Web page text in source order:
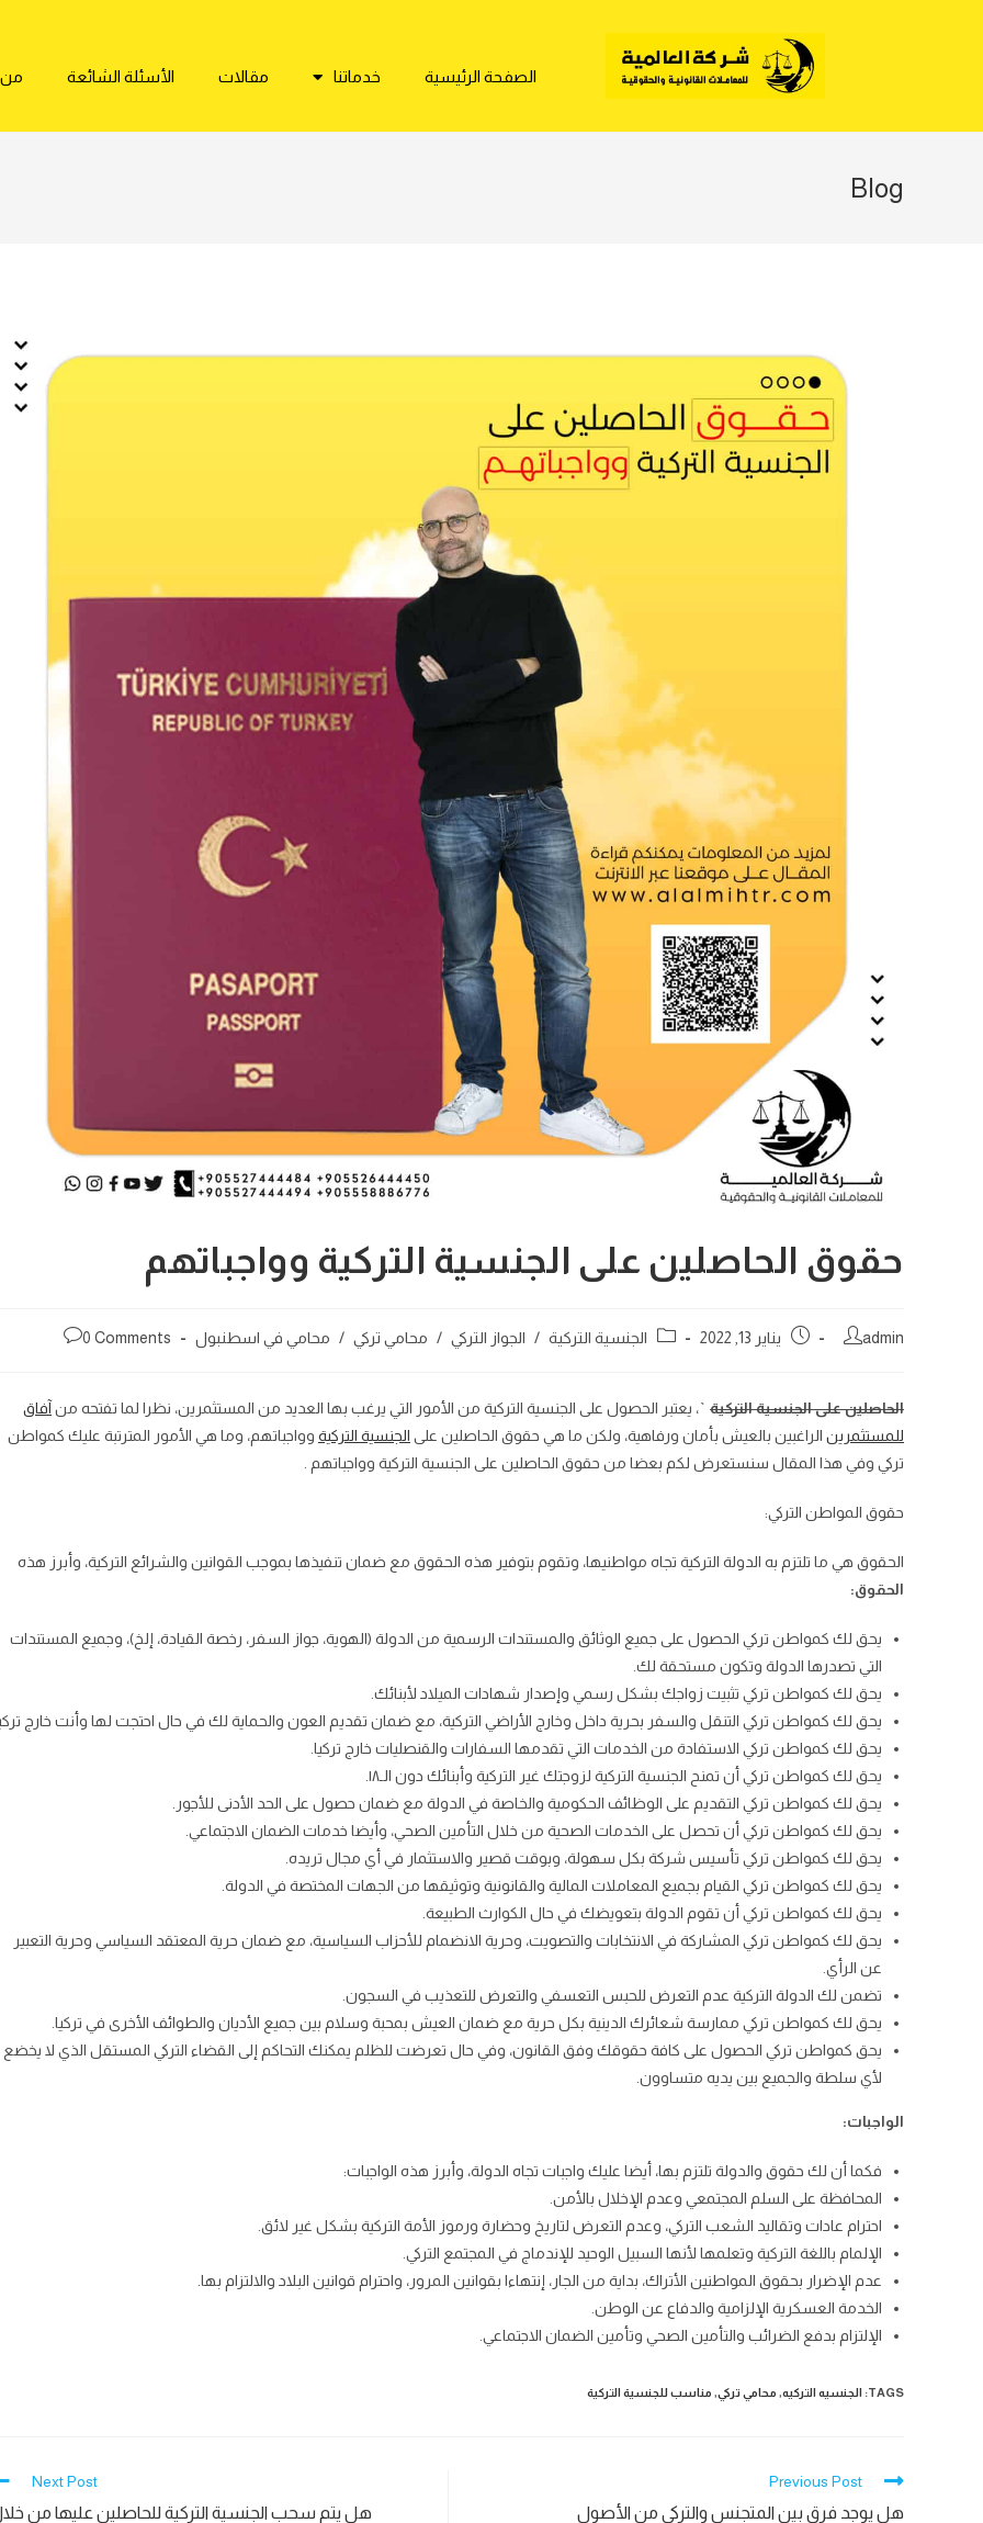
الصفحة الرئيسية خدماتنا مقالات الأسئلة الشائعة
Blog
حقوق الحاصلين على الجنسية التركية وواجباتهم
admin يناير 13, 2022 الجنسية التركية / الجواز التركي / محامي تركي / محامي في اسطنبول 0 Comments
الحاصلين على الجنسية التركية `، يعتبر الحصول على الجنسية التركية من الأمور التي يرغب بها العديد من المستثمرين، نظرا لما تفتحه من آفاق
للمستثمرين الراغبين بالعيش بأمان ورفاهية، ولكن ما هي حقوق الحاصلين على الجنسية التركية وواجباتهم، وما هي الأمور المترتبة عليك كمواطن
تركي وفي هذا المقال سنستعرض لكم بعضا من حقوق الحاصلين على الجنسية التركية وواجباتهم .
حقوق المواطن التركي:
الحقوق هي ما تلتزم به الدولة التركية تجاه مواطنيها، وتقوم بتوفير هذه الحقوق مع ضمان تنفيذها بموجب القوانين والشرائع التركية، وأبرز هذه
الحقوق:
يحق لك كمواطن تركي الحصول على جميع الوثائق والمستندات الرسمية من الدولة (الهوية، جواز السفر، رخصة القيادة، إلخ)، وجميع المستندات
التي تصدرها الدولة وتكون مستحقة لك.
يحق لك كمواطن تركي تثبيت زواجك بشكل رسمي وإصدار شهادات الميلاد لأبنائك.
يحق لك كمواطن تركي التنقل والسفر بحرية داخل وخارج الأراضي التركية، مع ضمان تقديم العون والحماية لك في حال احتجت لها وأنت خارج
يحق لك كمواطن تركي الاستفادة من الخدمات التي تقدمها السفارات والقنصليات خارج تركيا.
يحق لك كمواطن تركي أن تمنح الجنسية التركية لزوجتك غير التركية وأبنائك دون الـ١٨.
يحق لك كمواطن تركي التقديم على الوظائف الحكومية والخاصة في الدولة مع ضمان حصول على الحد الأدنى للأجور.
يحق لك كمواطن تركي أن تحصل على الخدمات الصحية من خلال التأمين الصحي، وأيضا خدمات الضمان الاجتماعي.
يحق لك كمواطن تركي تأسيس شركة بكل سهولة، وبوقت قصير والاستثمار في أي مجال تريده.
يحق لك كمواطن تركي القيام بجميع المعاملات المالية والقانونية وتوثيقها من الجهات المختصة في الدولة.
يحق لك كمواطن تركي أن تقوم الدولة بتعويضك في حال الكوارث الطبيعة.
يحق لك كمواطن تركي المشاركة في الانتخابات والتصويت، وحرية الانضمام للأحزاب السياسية، مع ضمان حرية المعتقد السياسي وحرية التعبير
عن الرأي.
تضمن لك الدولة التركية عدم التعرض للحبس التعسفي والتعرض للتعذيب في السجون.
يحق لك كمواطن تركي ممارسة شعائرك الدينية بكل حرية مع ضمان العيش بمحبة وسلام بين جميع الأديان والطوائف الأخرى في تركيا.
يحق كمواطن تركي الحصول على كافة حقوقك وفق القانون، وفي حال تعرضت للظلم يمكنك التحاكم إلى القضاء التركي المستقل الذي لا يخضع
لأي سلطة والجميع بين يديه متساوون.
الواجبات:
فكما أن لك حقوق والدولة تلتزم بها، أيضا عليك واجبات تجاه الدولة، وأبرز هذه الواجبات:
المحافظة على السلم المجتمعي وعدم الإخلال بالأمن.
احترام عادات وتقاليد الشعب التركي، وعدم التعرض لتاريخ وحضارة ورموز الأمة التركية بشكل غير لائق.
الإلمام باللغة التركية وتعلمها لأنها السبيل الوحيد للإندماج في المجتمع التركي.
عدم الإضرار بحقوق المواطنين الأتراك، بداية من الجار، إنتهاءا بقوانين المرور، واحترام قوانين البلاد والالتزام بها.
الخدمة العسكرية الإلزامية والدفاع عن الوطن.
الإلتزام بدفع الضرائب والتأمين الصحي وتأمين الضمان الاجتماعي.
TAGS: الجنسيه التركيه, محامي تركي, مناسب للجنسية التركية
Previous Post
هل يوجد فرق بين المتجنس والتركي من الأصول
Next Post
هل يتم سحب الجنسية التركية للحاصلين عليها من